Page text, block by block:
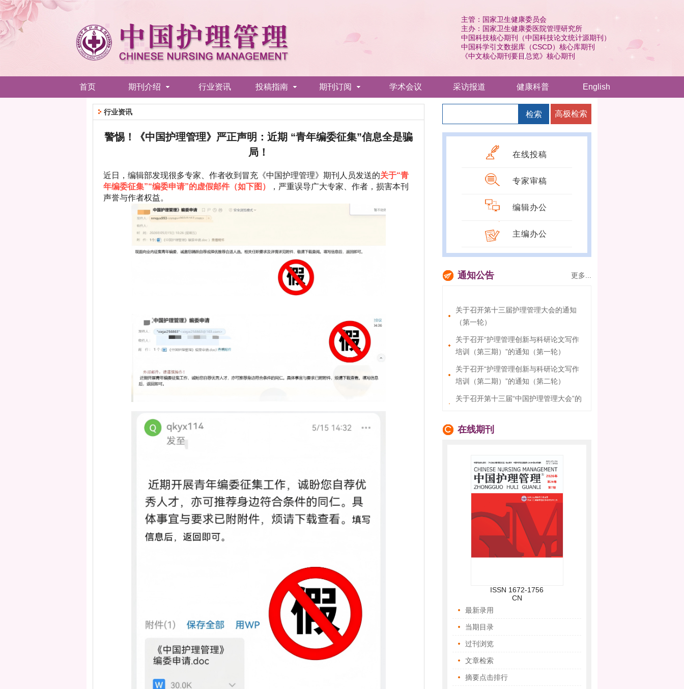
主管：国家卫生健康委员会
主办：国家卫生健康委医院管理研究所
中国科技核心期刊（中国科技论文统计源期刊）
中国科学引文数据库（CSCD）核心库期刊
《中文核心期刊要目总览》核心期刊
首页 期刊介绍 行业资讯 投稿指南 期刊订阅 学术会议 采访报道 健康科普 English
检索 高极检索
在线投稿
专家审稿
编辑办公
主编办公
通知公告 更多...
（第一轮）
培训（第三期）”的通知（第一轮）
培训（第二期）”的通知（第二轮）
预通知
培训（第二期）”的通知（第二轮）
培训（第三期）”的通知（第二轮）
关于召开“护理管理创新与科研论文写作
培训（第二期）”的通知（第一轮）
关于召开“护理管理创新与科研论文写作
培训（第一期）”的通知（第一轮）
最新日程 | 医护科技协同创新与科研能力
提升研讨会（第三期）
在线期刊
ISSN 1672-1756
CN
最新录用
当期目录
过刊浏览
文章检索
摘要点击排行
行业资讯
警惕！《中国护理管理》严正声明：近期 “青年编委征集”信息全是骗
局！
近日，编辑部发现很多专家、作者收到冒充《中国护理管理》期刊人员发送的关于“青
年编委征集”“编委申请”的虚假邮件（如下图）
，严重误导广大专家、作者，损害本刊
声誉与作者权益。